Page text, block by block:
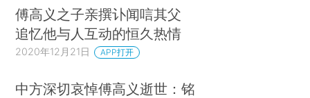
傅高义之子亲撰讣闻唁其父
追忆他与人互动的恒久热情
2020年12月21日 APP打开
中方深切哀悼傅高义逝世：铭